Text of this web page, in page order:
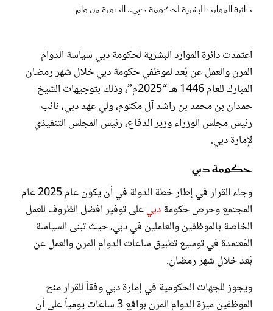
دائرة الموارد البشرية لحكومة دبي.. الصورة من وام
اعتمدت دائرة الموارد البشرية لحكومة دبي سياسة الدوام
المرن والعمل عن بُعد لموظفي حكومة دبي خلال شهر رمضان
المبارك للعام 1446 هـ “2025م”، وذلك بتوجيهات الشيخ
حمدان بن محمد بن راشد آل مكتوم، ولي عهد دبي، نائب
رئيس مجلس الوزراء وزير الدفاع، رئيس المجلس التنفيذي
لإمارة دبي.
حكومة دبي
وجاء القرار في إطار خطة الدولة في أن يكون عام 2025 عام
المجتمع وحرص حكومةدبيعلى توفير افضل الظروف للعمل
الخاصة بالموظفين والعاملين في دبي، حيث تبنى السياسة
المُعتمدة في توسيع تطبيق ساعات الدوام المرن والعمل عن
بُعد خلال شهر رمضان.
ويجوز للجهات الحكومية في إمارة دبي وفقاً للقرار منح
الموظفين ميزة الدوام المرن بواقع 3 ساعات يومياً على أن